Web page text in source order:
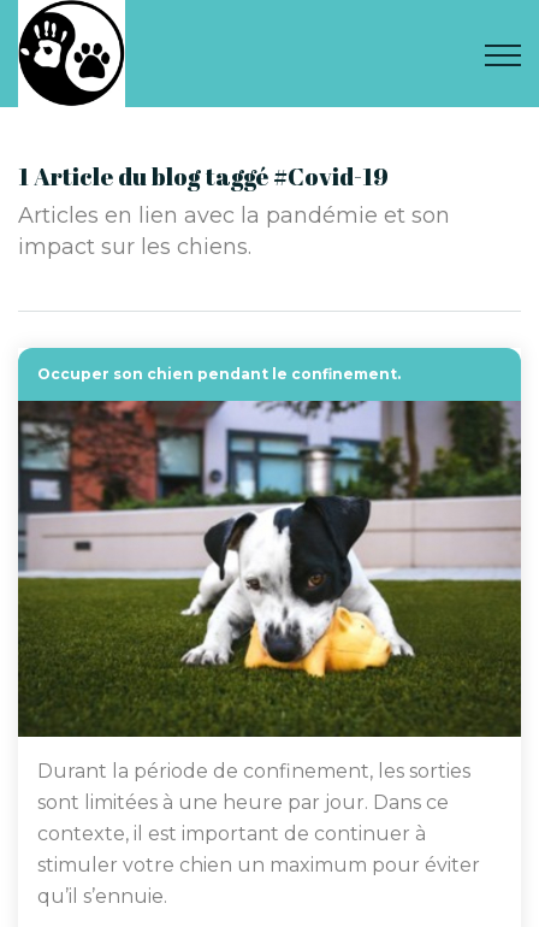
1 Article du blog taggé #Covid-19
Articles en lien avec la pandémie et son
impact sur les chiens.
Occuper son chien pendant le confinement.
Durant la période de confinement, les sorties
sont limitées à une heure par jour. Dans ce
contexte, il est important de continuer à
stimuler votre chien un maximum pour éviter
qu’il s’ennuie.